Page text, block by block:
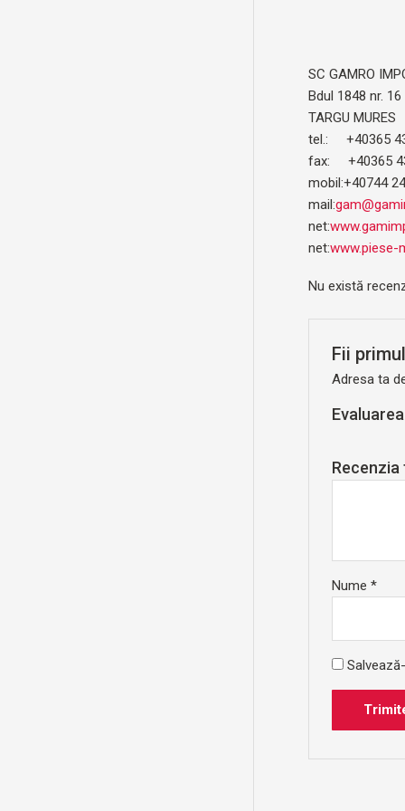
SC GAMRO
Bdul 1848 nr. 16
TARGU MURES
tel.: +40365
fax: +40365
mobil:+40744
mail:
net:
net:www.piese-
Nu există
Fii
Adresa ta
Nume *